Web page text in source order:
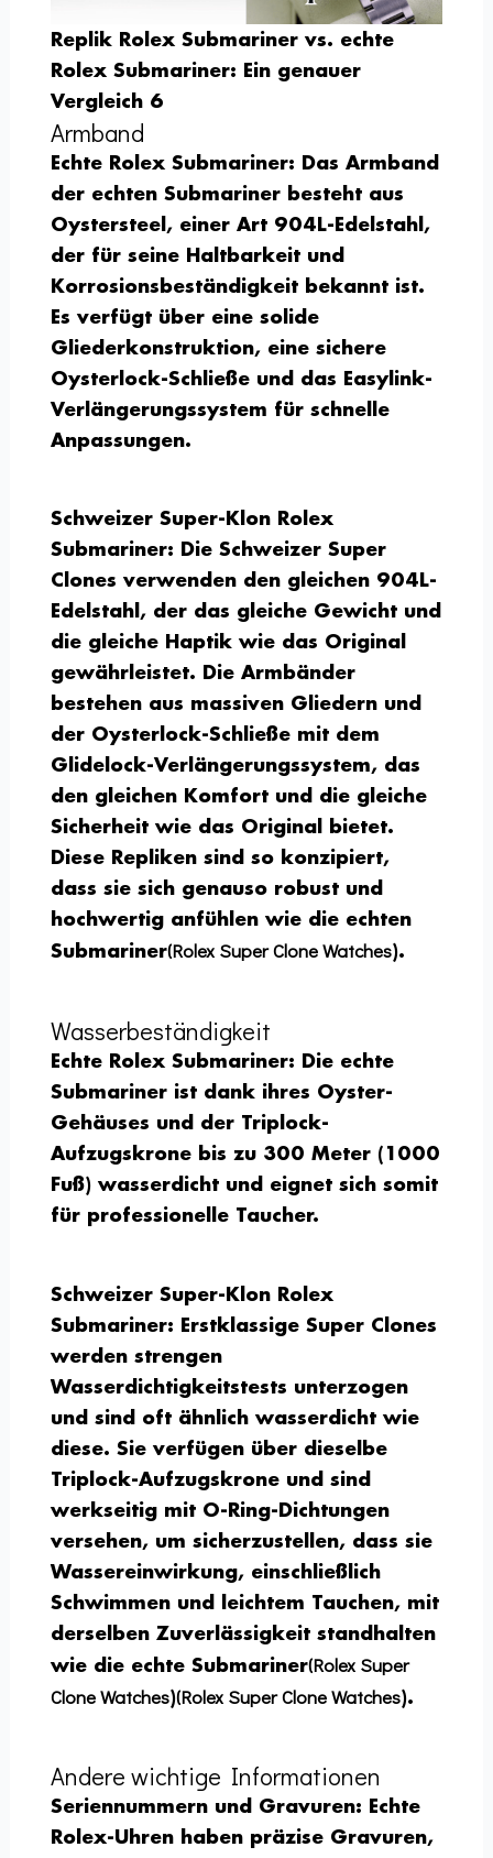
Replik Rolex Submariner vs. echte
Rolex Submariner: Ein genauer
Vergleich 6
Armband
Echte Rolex Submariner: Das Armband
der echten Submariner besteht aus
Oystersteel, einer Art 904L-Edelstahl,
der für seine Haltbarkeit und
Korrosionsbeständigkeit bekannt ist.
Es verfügt über eine solide
Gliederkonstruktion, eine sichere
Oysterlock-Schließe und das Easylink-
Verlängerungssystem für schnelle
Anpassungen.
Schweizer Super-Klon Rolex
Submariner: Die Schweizer Super
Clones verwenden den gleichen 904L-
Edelstahl, der das gleiche Gewicht und
die gleiche Haptik wie das Original
gewährleistet. Die Armbänder
bestehen aus massiven Gliedern und
der Oysterlock-Schließe mit dem
Glidelock-Verlängerungssystem, das
den gleichen Komfort und die gleiche
Sicherheit wie das Original bietet.
Diese Repliken sind so konzipiert,
dass sie sich genauso robust und
hochwertig anfühlen wie die echten
Submariner(Rolex Super Clone Watches).
Wasserbeständigkeit
Echte Rolex Submariner: Die echte
Submariner ist dank ihres Oyster-
Gehäuses und der Triplock-
Aufzugskrone bis zu 300 Meter (1000
Fuß) wasserdicht und eignet sich somit
für professionelle Taucher.
Schweizer Super-Klon Rolex
Submariner: Erstklassige Super Clones
werden strengen
Wasserdichtigkeitstests unterzogen
und sind oft ähnlich wasserdicht wie
diese. Sie verfügen über dieselbe
Triplock-Aufzugskrone und sind
werkseitig mit O-Ring-Dichtungen
versehen, um sicherzustellen, dass sie
Wassereinwirkung, einschließlich
Schwimmen und leichtem Tauchen, mit
derselben Zuverlässigkeit standhalten
wie die echte Submariner(Rolex Super
Clone Watches)(Rolex Super Clone Watches).
Andere wichtige Informationen
Seriennummern und Gravuren: Echte
Rolex-Uhren haben präzise Gravuren,